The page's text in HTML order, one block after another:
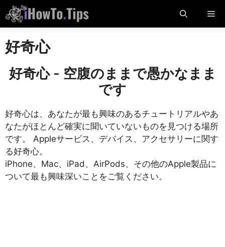
ン
テ
ン
ツ
プ
し
す
メ
好奇心
好奇心 - 空腹のままで愚かなまま
です
好奇心は、あなたが最も興味のあるチュートリアルやあ
なたがほとんど確実に聞いていないものを見つける場所
です。 Appleサービス、デバイス、アクセサリーに関す
る好奇心。
iPhone、Mac、iPad、AirPods、その他のApple製品に
ついて最も興味深いことをご覧ください。